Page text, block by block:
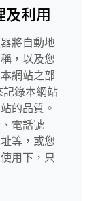
及利用
將自動地
，以及您
網站之部
錄本網站
的品質。
電話號
等，或您
用下，只